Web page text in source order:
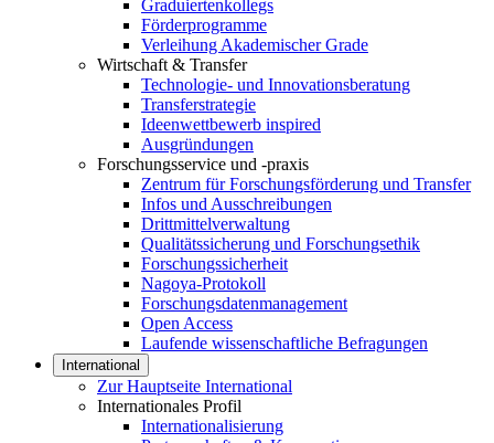
Graduiertenkollegs
Förderprogramme
Verleihung Akademischer Grade
Wirtschaft & Transfer
Technologie- und Innovationsberatung
Transferstrategie
Ideenwettbewerb inspired
Ausgründungen
Forschungsservice und -praxis
Zentrum für Forschungsförderung und Transfer
Infos und Ausschreibungen
Drittmittelverwaltung
Qualitätssicherung und Forschungsethik
Forschungssicherheit
Nagoya-Protokoll
Forschungsdatenmanagement
Open Access
Laufende wissenschaftliche Befragungen
International
Zur Hauptseite International
Internationales Profil
Internationalisierung